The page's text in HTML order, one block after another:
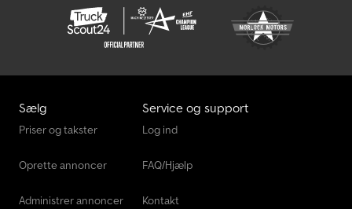
Sælg
Priser og takster
Oprette annoncer
Administrer annoncer
Service og support
Log ind
FAQ/Hjælp
Kontakt